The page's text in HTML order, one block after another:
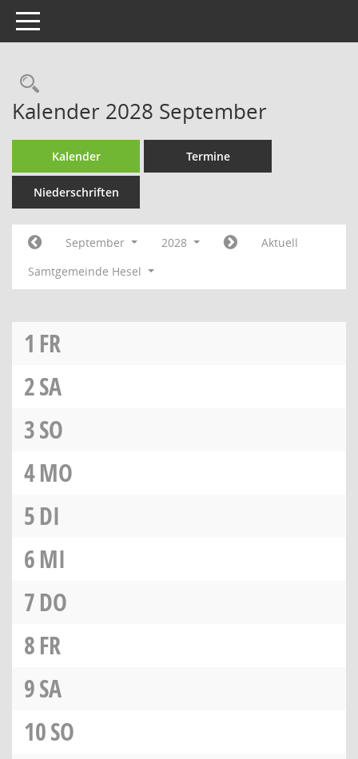
Toggle navigation
Rechercheauswahl
Kalender 2028 September
Kalender Termine
Niederschriften
September 2028
Aktuell
Samtgemeinde Hesel
1 FR
2SA
3SO
4MO
5DI
6MI
7DO
8FR
9SA
10SO